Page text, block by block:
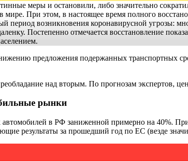
меры и остановили, либо значительно
При этом, в настоящее время полного
период возникновения коронавирусной угрозы:
Постепенно отмечается восстановление
предложения подержанных транспортных
над вторым. По прогнозам экспертов,
рынки
в РФ заниженной примерно на 40%. При
результаты за прошедший год по ЕС (везде